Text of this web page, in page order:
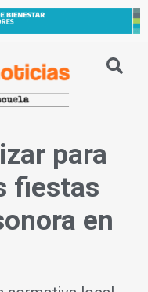
para
fiestas
en